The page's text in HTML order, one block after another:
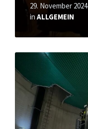
29. November 2024
in ALLGEMEIN
Read
More